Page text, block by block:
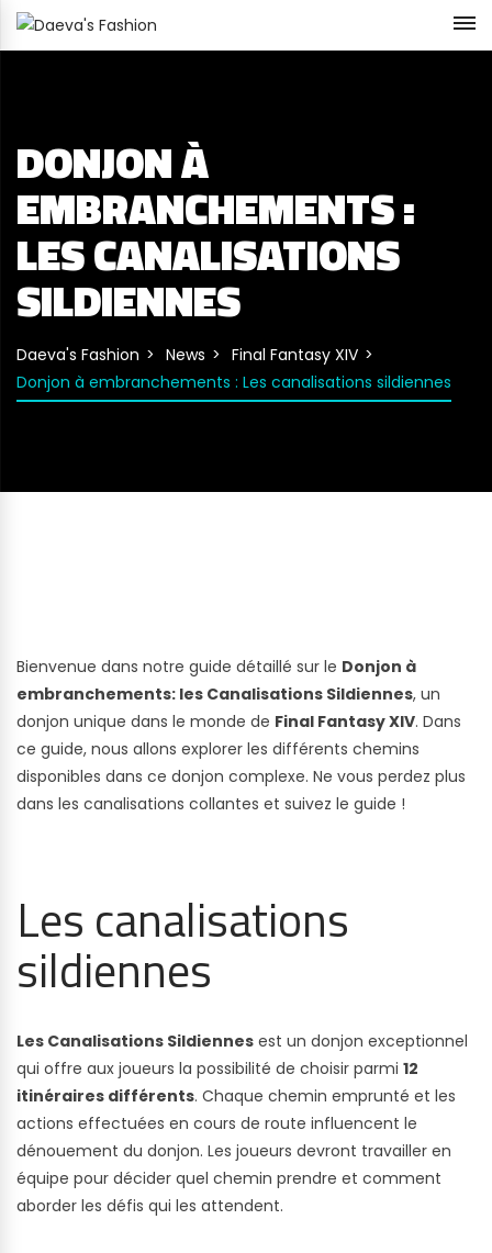
DONJON À
EMBRANCHEMENTS :
LES CANALISATIONS
SILDIENNES
Daeva's Fashion News
Final Fantasy XIV
Donjon à embranchements : Les canalisations sildiennes
Bienvenue dans notre guide détaillé sur le Donjon à
embranchements: les Canalisations Sildiennes, un
donjon unique dans le monde de Final Fantasy XIV. Dans
ce guide, nous allons explorer les différents chemins
disponibles dans ce donjon complexe. Ne vous perdez plus
dans les canalisations collantes et suivez le guide !
Les canalisations
sildiennes
Les Canalisations Sildiennes est un donjon exceptionnel
qui offre aux joueurs la possibilité de choisir parmi 12
itinéraires différents. Chaque chemin emprunté et les
actions effectuées en cours de route influencent le
dénouement du donjon. Les joueurs devront travailler en
équipe pour décider quel chemin prendre et comment
aborder les défis qui les attendent.